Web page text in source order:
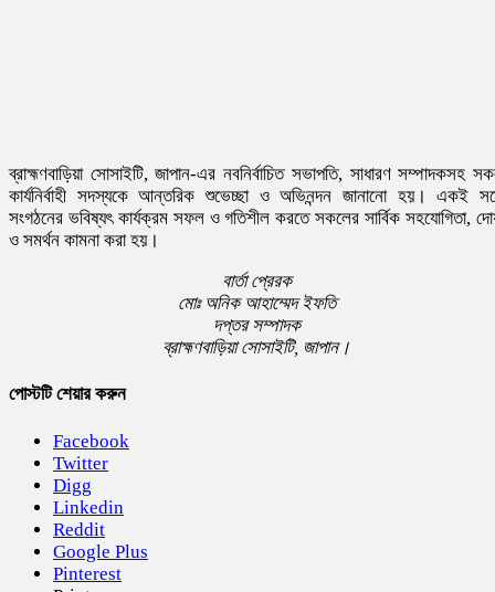
ব্রাহ্মণবাড়িয়া সোসাইটি, জাপান-এর নবনির্বাচিত সভাপতি, সাধারণ সম্পাদকসহ
কার্যনির্বাহী সদস্যকে আন্তরিক শুভেচ্ছা ও অভিনন্দন জানানো হয়। একই
সংগঠনের ভবিষ্যৎ কার্যক্রম সফল ও গতিশীল করতে সকলের সার্বিক সহযোগিতা,
ও সমর্থন কামনা করা হয়।
বার্তা প্রেরক
মোঃ অনিক আহাম্মেদ ইফতি
দপ্তর সম্পাদক
ব্রাহ্মণবাড়িয়া সোসাইটি, জাপান।
পোস্টটি শেয়ার করুন
Facebook
Twitter
Digg
Linkedin
Reddit
Google Plus
Pinterest